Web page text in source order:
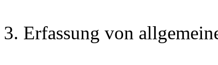
3. Erfassung von